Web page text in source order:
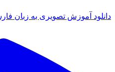
دانلود آموزش تصویری به زبان